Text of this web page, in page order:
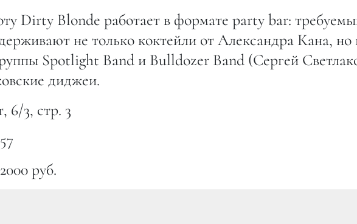
Dirty Blonde работает в формате party bar:
не только коктейли от Александра Кана, но
Spotlight Band и Bulldozer Band (Сергей
диджеи.
6/3, стр. 3
руб.